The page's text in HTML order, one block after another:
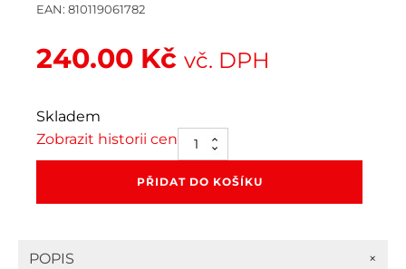
EAN: 810119061782
240.00 Kč vč. DPH
Skladem
Zobrazit historii cen L3VEL3
Hair
Conditioner
PŘIDAT DO KOŠÍKU
POPIS +